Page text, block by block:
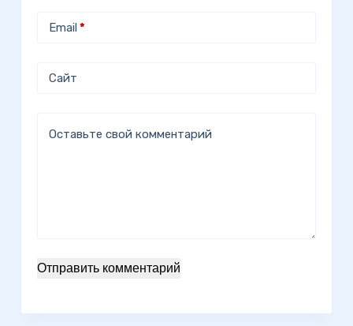
Email*
Сайт
Оставьте свой комментарий
Отправить комментарий